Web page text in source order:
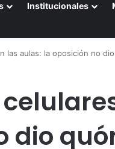
Institucionales
las aulas: la oposición no
dio